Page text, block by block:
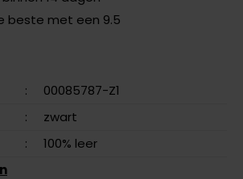
beste met een 9.5
:
00085787-Z1
:
zwart
:
100% leer